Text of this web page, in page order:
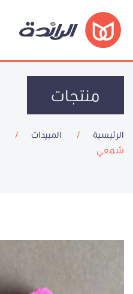
منتجات
الرئيسية المبيدات
شمعي